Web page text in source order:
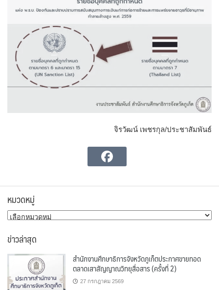
จิรวัฒน์ เพชรกุล/ประชาสัมพันธ์
หมวดหมู่
หมวด
ข่าวล่าสุด
สำนักงานศึกษาธิการจังหวัดภูเก็ตประกาศขายทอด
ตลาดเสาสัญญาณวิทยุสื่อสาร (ครั้งที่ 2)
27 กรกฎาคม 2569